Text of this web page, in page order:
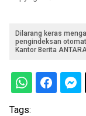
Dilarang keras
pengindeksan
Kantor Berita ANTARA.
Tags: